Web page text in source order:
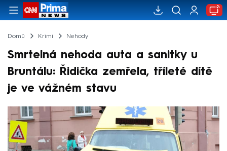
Domů Krimi Nehody
Smrtelná nehoda auta a sanitky u
Bruntálu: Řidička zemřela, tříleté dítě
je ve vážném stavu